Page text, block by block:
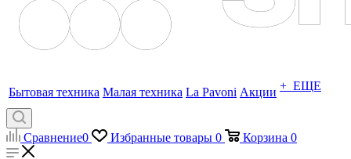
Бытовая техника Малая техника La Pavoni Акции + ЕЩЕ
Сравнение0 Избранные товары 0 Корзина 0